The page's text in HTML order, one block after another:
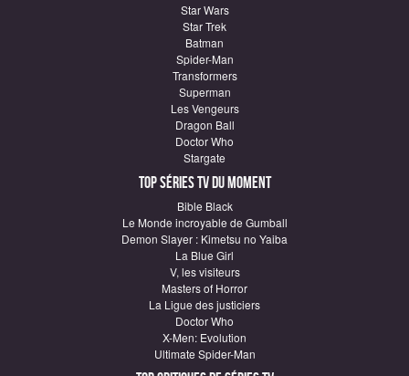
Star Wars
Star Trek
Batman
Spider-Man
Transformers
Superman
Les Vengeurs
Dragon Ball
Doctor Who
Stargate
Top Séries TV du moment
Bible Black
Le Monde incroyable de Gumball
Demon Slayer : Kimetsu no Yaiba
La Blue Girl
V, les visiteurs
Masters of Horror
La Ligue des justiciers
Doctor Who
X-Men: Evolution
Ultimate Spider-Man